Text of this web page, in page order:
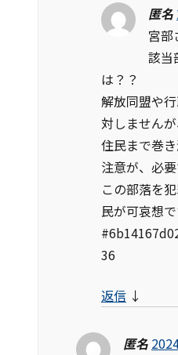
匿名
宮部
該当
は？？
解放同盟や
対しません
住民まで巻
注意が、必
この部落を
民が可哀想で
36
返信 ↓
匿名